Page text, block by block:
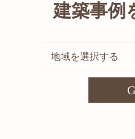
建築事例